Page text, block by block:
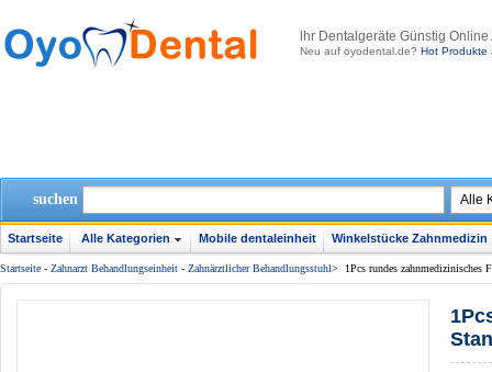
lhr Dentalgeräte Günstig
Neu auf oyodental.de? Hot Produkte
suchen
Startseite Alle Kategorien Mobile dentaleinheit Winkelstücke Zahnmedizin
Startseite - Zahnarzt Behandlungseinheit - Zahnärztlicher Behandlungsstuhl> 1Pcs rundes zahnmedizinisches